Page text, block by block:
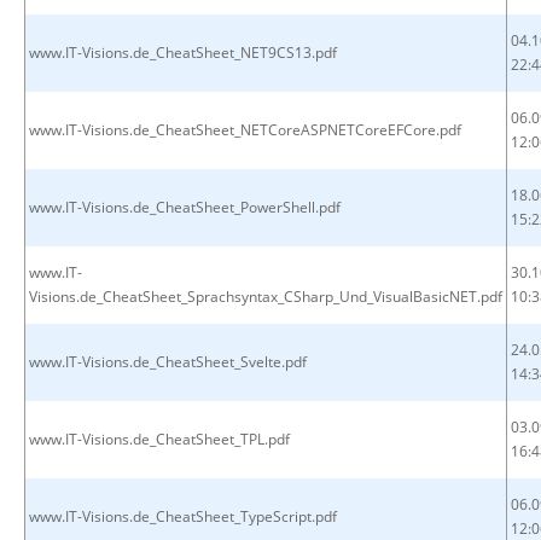
www.IT-Visions.de_CheatSheet_NET9CS13.pdf
www.IT-Visions.de_CheatSheet_NETCoreASPNETCoreEFCore.pdf
www.IT-Visions.de_CheatSheet_PowerShell.pdf
www.IT-
Visions.de_CheatSheet_Sprachsyntax_CSharp_Und_VisualBasicNET.pdf
www.IT-Visions.de_CheatSheet_Svelte.pdf
www.IT-Visions.de_CheatSheet_TPL.pdf
www.IT-Visions.de_CheatSheet_TypeScript.pdf